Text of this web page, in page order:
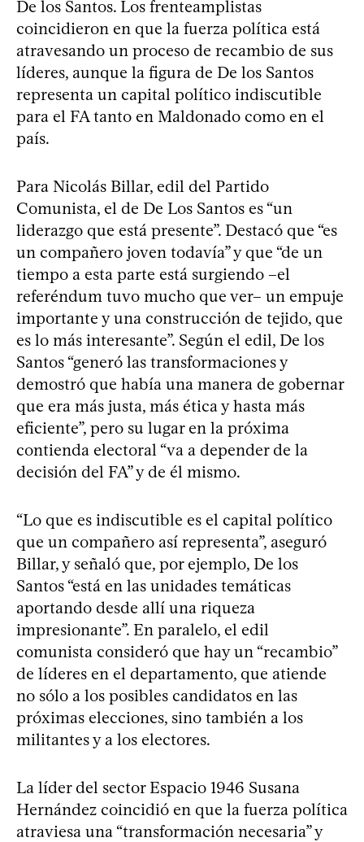
De los Santos. Los frenteamplistas
coincidieron en que la fuerza política está
atravesando un proceso de recambio de sus
líderes, aunque la figura de De los Santos
representa un capital político indiscutible
para el FA tanto en Maldonado como en el
país.
Para Nicolás Billar, edil del Partido
Comunista, el de De Los Santos es “un
liderazgo que está presente”. Destacó que “es
un compañero joven todavía” y que “de un
tiempo a esta parte está surgiendo –el
referéndum tuvo mucho que ver– un empuje
importante y una construcción de tejido, que
es lo más interesante”. Según el edil, De los
Santos “generó las transformaciones y
demostró que había una manera de gobernar
que era más justa, más ética y hasta más
eficiente”, pero su lugar en la próxima
contienda electoral “va a depender de la
decisión del FA” y de él mismo.
“Lo que es indiscutible es el capital político
que un compañero así representa”, aseguró
Billar, y señaló que, por ejemplo, De los
Santos “está en las unidades temáticas
aportando desde allí una riqueza
impresionante”. En paralelo, el edil
comunista consideró que hay un “recambio”
de líderes en el departamento, que atiende
no sólo a los posibles candidatos en las
próximas elecciones, sino también a los
militantes y a los electores.
La líder del sector Espacio 1946 Susana
Hernández coincidió en que la fuerza política
atraviesa una “transformación necesaria” y